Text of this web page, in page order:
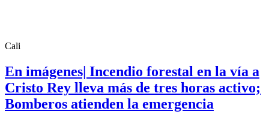
Cali
En imágenes| Incendio forestal en la vía a
Cristo Rey lleva más de tres horas activo;
Bomberos atienden la emergencia